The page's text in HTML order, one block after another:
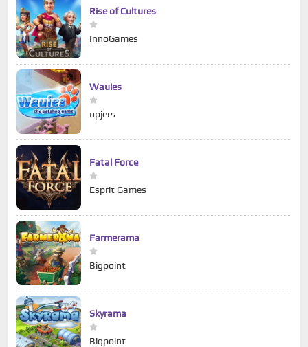
Rise of Cultures
InnoGames
Wauies
upjers
Fatal Force
Esprit Games
Farmerama
Bigpoint
Skyrama
Bigpoint